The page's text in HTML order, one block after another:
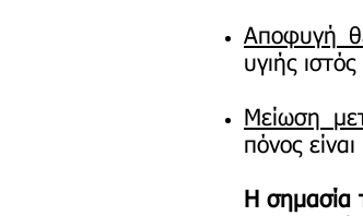
Αποφυγή
υγιής
Μείωση
πόνος
Η σημασία